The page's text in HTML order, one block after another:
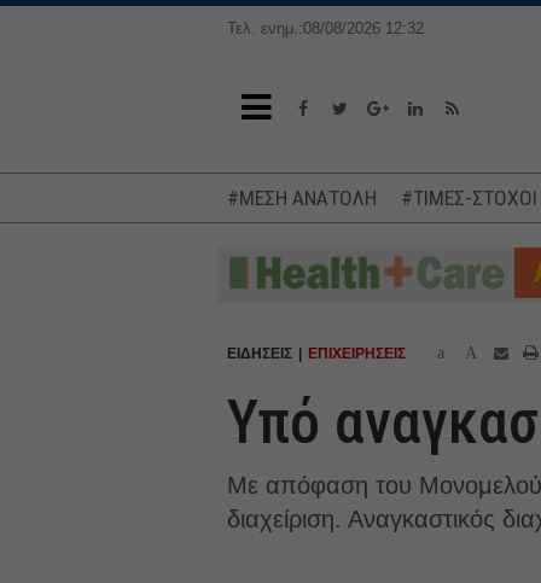
Τελ. ενημ.:08/08/2026 12:32
#ΜΕΣΗ ΑΝΑΤΟΛΗ #ΤΙΜΕΣ-
ΕΙΔΗΣΕΙΣ ΕΠΙΧΕΙΡΗΣΕΙΣ a A
Υπό
Με απόφαση του
διαχείριση. Αναγκαστικός